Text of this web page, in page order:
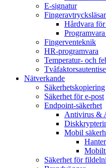
E-signatur
Hårdvara
Fingerventeknik
HR-programvara
Temperatur- och
Nätverkande
Säkerhetskopiering
Säkerhet för e-post
Endpoint-säkerhet
Antivirus &
Mobil
Säkerhet för